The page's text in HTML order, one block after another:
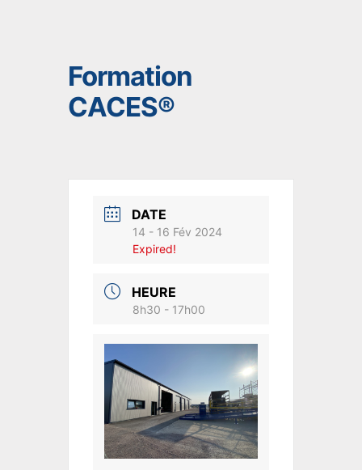
Formation
CACES®
DATE
14 - 16 Fév 2024
Expired!
HEURE
8h30 - 17h00